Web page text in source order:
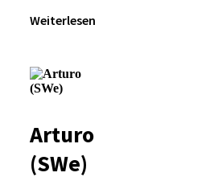
Weiterlesen
Arturo
(SWe)